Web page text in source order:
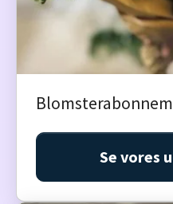
Se vores